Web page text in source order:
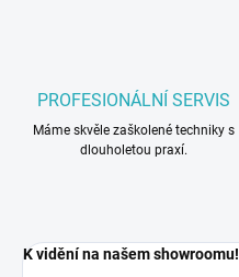
PROFESIONÁLNÍ SERVIS
Máme skvěle zaškolené techniky s
dlouholetou praxí.
K vidění na našem showroomu!